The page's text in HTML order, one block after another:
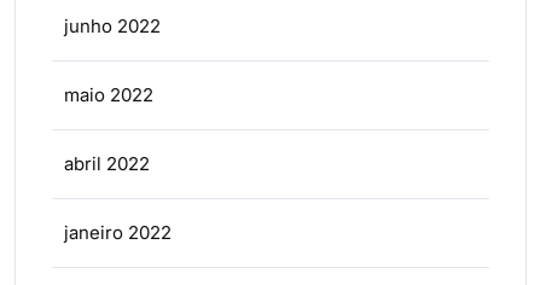
junho 2022
maio 2022
abril 2022
janeiro 2022